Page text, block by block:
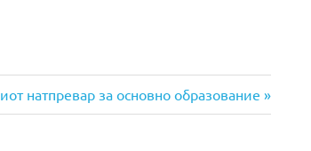
натпревар за основно образование